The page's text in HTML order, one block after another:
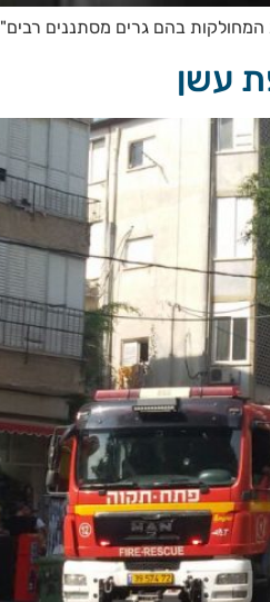
בהם גרים מסתננים רבים"
עשן